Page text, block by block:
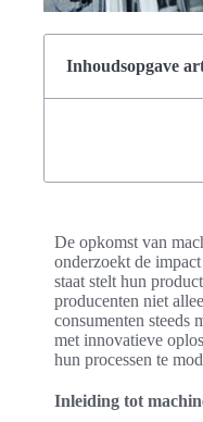
Inhoudsopgave
De opkomst van
onderzoekt de
staat stelt hun
producenten niet
consumenten steeds
met innovatieve
hun processen te
Inleiding tot